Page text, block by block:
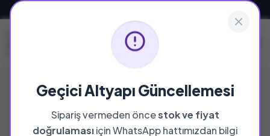
Geçici Altyapı Güncellemesi
Sipariş vermeden öncestok ve fiyat
doğrulamasıiçin WhatsApp hattımızdan bilgi